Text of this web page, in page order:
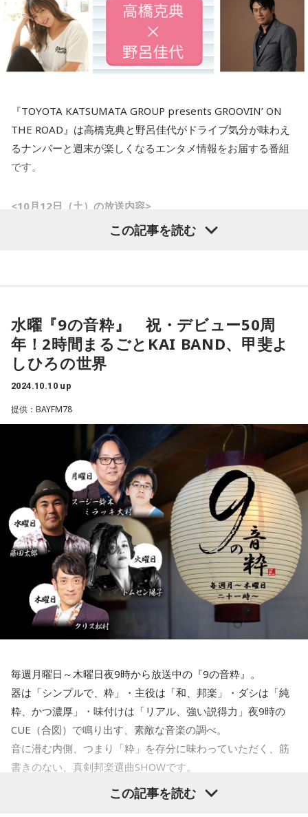
をするのかは来てみないと分からない部分もありますし、し
っかり調査して順応できる外国人選手を獲得しなくてはいけ
ないんですけど 今年はあまりにも期待が大きすぎたなかでの
不振だったので、その反動がすごくあると思います。当然私
来季に向けてしっかりやっていかないといけない部分だと思
います」
――今シーズンも数多くの若手野手が奮闘していました。渡
渡辺「当たり前のことですが若い選手が奮闘しなかったら絶
対にダメですし、若い選手たちは 成長段階ではあるんですけ
すごく大変なことなんですけど、プロ野球選手として主力に
なっていかなくてはいけない。若い選手はたくさんいるので
すが、レギュラーを掴む気持ちを持ってしっかりやっている
――今シーズンが終わり、来シーズンに向けて気持ちの進化
渡辺「そうですね。90敗以上したこの1年というのは本当に
屈辱的な1年で、当然ファンのみなさんもそうだと思います。
でも、将来的にはみんなが『この1年が大事だったな』と思え
るような1年であってほしいですし、そのためには来季から相
当な努力をしなくてはいけないと思います」
※インタビュアー：文化放送・高橋将市アナウンサー
『TOYOTA KATSUMATA GROUP presents GROOVIN’ ON
THE ROAD』は高橋克典と野呂佳代がドライブ気分が味わえ
るナンバーと週末が楽しくなるエンタメ情報をお届する番組
です。
<10月12日（土）の放送内容>
オープニングトーク…
い？
幼稚園や学校も運動会シーズンですかね？？
本編トーク①…
そんな二人の近況、克典さんはオンエア当日、大阪城ホール
で「ザワつく！音楽会」でのチェロの演奏本番直前？
今回この音楽会に参加しますというリスナーからのメール
本編トーク②…
野呂さん出演のドラマ『ザ・トラベルナース』シーズン2が
10月17日からオンエア！
現場での撮影の様子は？共演者の皆さんとのやりとりは？？
克典さんが出演しているドラマ『未来の私にブッかまされ
る！？』も好評オンエア
「ノスタルジック・ニュー」…
先月亡くなったアメリカのシンガーソングライター、J.D.サウ
ザーの名曲「ユア・オンリー・ロンリー」をピックアップ！
この記事を読む
水曜『9の音粋』 祝・デビュー50周
年！2時間まるごとKAI BAND、甲斐よ
しひろの世界
2024.10.10 up
提供：BAYFM78
毎週月曜日～木曜日夜9時から放送中の『9の音粋』。
器は「シンプルで、粋」・主役は「和、邦楽」・ダシは「純
粋、かつ濃厚」・味付けは「リアル、強い説得力」夜9時の
CUE（合図）で鳴り出す、素敵な音楽の調べ。
音に潜む内側、つまり「粋」を存分に味わっていただく、筋
書きのない、真剣邦楽選曲SHOWです。
水曜『9の音粋』DJはイントロマエストロ・藤田太郎です。
この記事を読む